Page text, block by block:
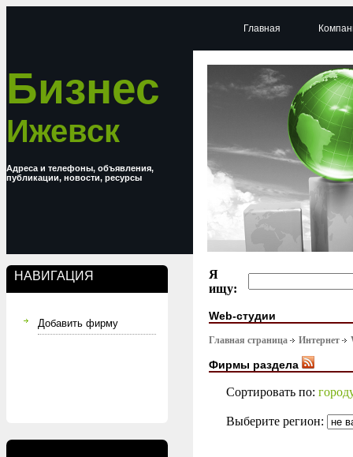
Бизнес
Ижевск
Адреса и телефоны, объявления,
публикации, новости, ресурсы
НАВИГАЦИЯ
Добавить фирму
Главная
Я
ищу:
Web-студии
Главная страница Интернет
Фирмы раздела
Сортировать по:
Выберите регион: